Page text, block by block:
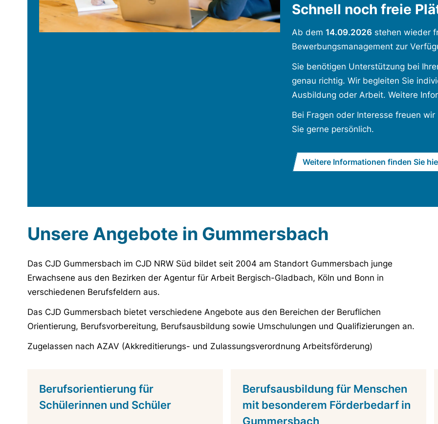
Schnell noch freie
Ab dem 14.09.2026 stehen wieder
Bewerbungsmanagement zur
Sie benötigen Unterstützung bei
genau richtig. Wir begleiten Sie
Ausbildung oder Arbeit. Weitere
Bei Fragen oder Interesse freuen
Sie gerne persönlich.
Weitere Informationen finden Sie
Unsere Angebote in Gummersbach
Das CJD Gummersbach im CJD NRW Süd bildet seit 2004 am Standort Gummersbach junge
Erwachsene aus den Bezirken der Agentur für Arbeit Bergisch-Gladbach, Köln und Bonn in
verschiedenen Berufsfeldern aus.
Das CJD Gummersbach bietet verschiedene Angebote aus den Bereichen der Beruflichen
Orientierung, Berufsvorbereitung, Berufsausbildung sowie Umschulungen und Qualifizierungen an.
Zugelassen nach AZAV (Akkreditierungs- und Zulassungsverordnung Arbeitsförderung)
Berufsorientierung für
Schülerinnen und Schüler
Berufsausbildung für Menschen
mit besonderem Förderbedarf in
Gummersbach